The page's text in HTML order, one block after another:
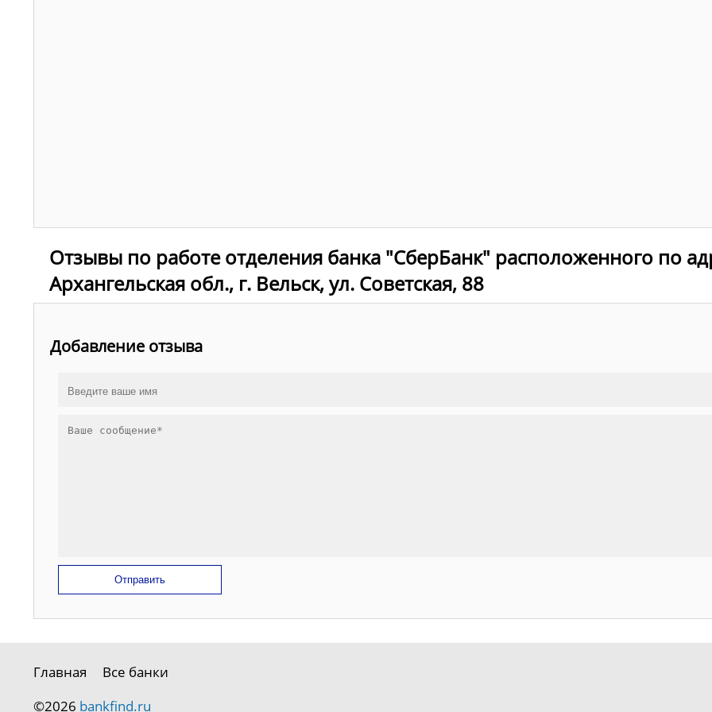
Отзывы по работе отделения банка "СберБанк" расположенного по
Архангельская обл., г. Вельск, ул. Советская, 88
Добавление отзыва
Отправить
Главная
Все банки
©2026 bankfind.ru